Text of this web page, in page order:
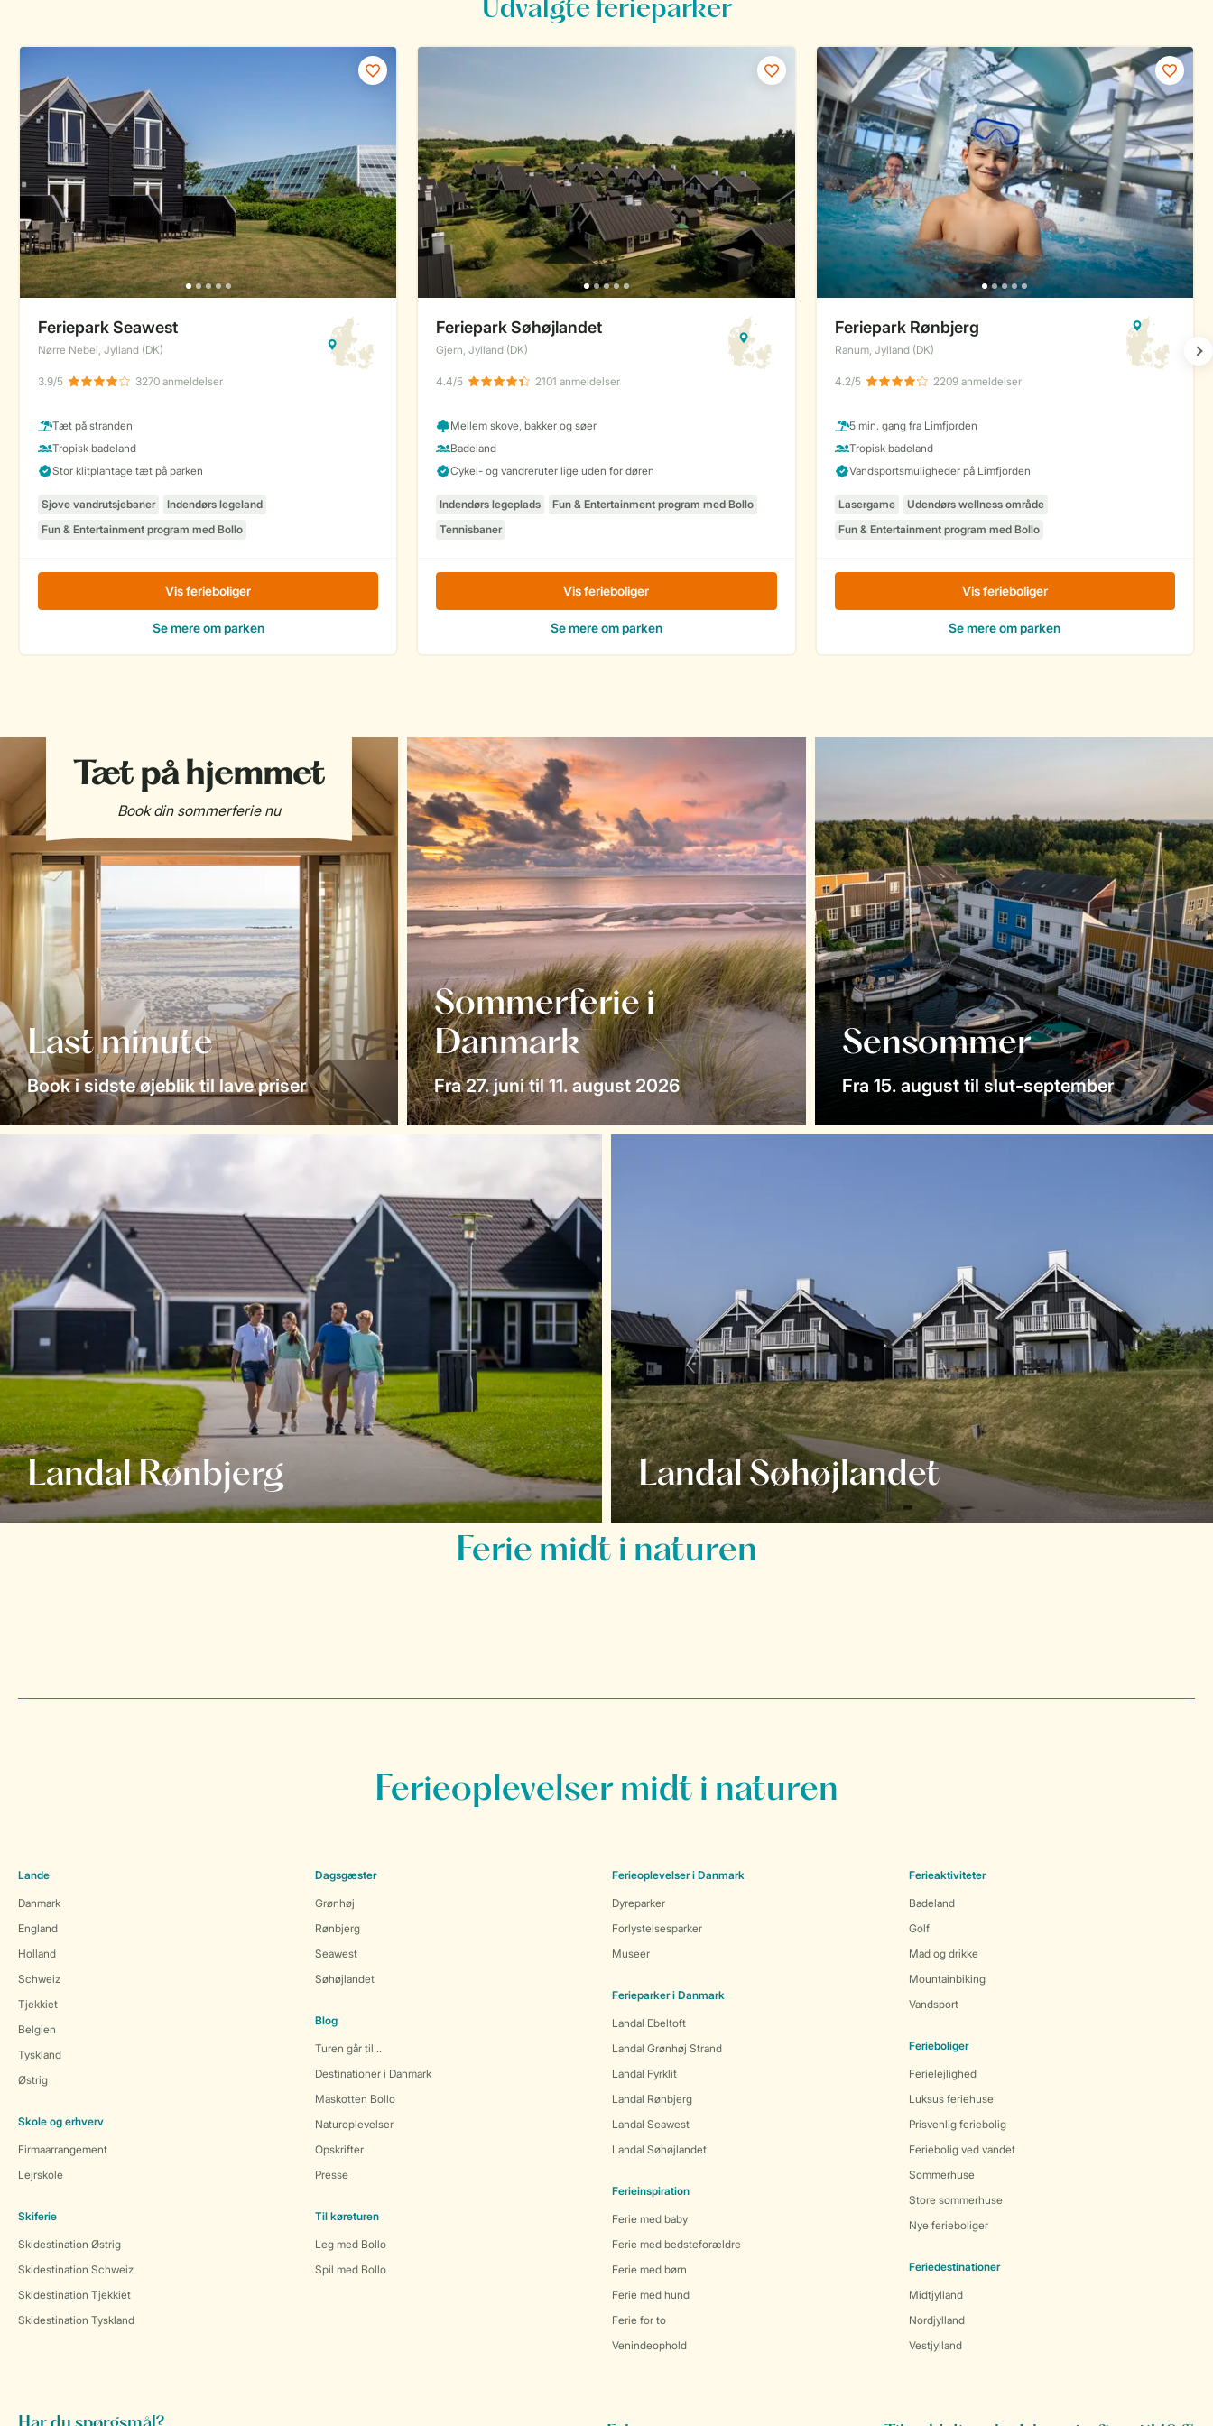
Last minute
Book i sidste øjeblik til lave priser
Sommerferie i
Danmark
Fra 27. juni til 11. august 2026
Sensommer
Fra 15. august til slut-september
Landal Rønbjerg Landal Søhøjlandet
Ferieoplevelser midt i naturen
Lande
Danmark
England
Holland
Schweiz
Tjekkiet
Belgien
Tyskland
Østrig
Skole og erhverv
Firmaarrangement
Lejrskole
Skiferie
Skidestination Østrig
Skidestination Schweiz
Skidestination Tjekkiet
Skidestination Tyskland
Dagsgæster
Grønhøj
Rønbjerg
Seawest
Søhøjlandet
Blog
Turen går til...
Destinationer i Danmark
Maskotten Bollo
Naturoplevelser
Opskrifter
Presse
Til køreturen
Leg med Bollo
Spil med Bollo
Ferieoplevelser i Danmark
Dyreparker
Forlystelsesparker
Museer
Ferieparker i Danmark
Landal Ebeltoft
Landal Grønhøj Strand
Landal Fyrklit
Landal Rønbjerg
Landal Seawest
Landal Søhøjlandet
Ferieinspiration
Ferie med baby
Ferie med bedsteforældre
Ferie med børn
Ferie med hund
Ferie for to
Venindeophold
Ferieaktiviteter
Badeland
Golf
Mad og drikke
Mountainbiking
Vandsport
Ferieboliger
Ferielejlighed
Luksus feriehuse
Prisvenlig feriebolig
Feriebolig ved vandet
Sommerhuse
Store sommerhuse
Nye ferieboliger
Feriedestinationer
Midtjylland
Nordjylland
Vestjylland